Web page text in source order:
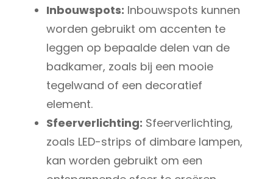
Inbouwspots: Inbouwspots kunnen
worden gebruikt om accenten te
leggen op bepaalde delen van de
badkamer, zoals bij een mooie
tegelwand of een decoratief
element.
Sfeerverlichting: Sfeerverlichting,
zoals LED-strips of dimbare lampen,
kan worden gebruikt om een